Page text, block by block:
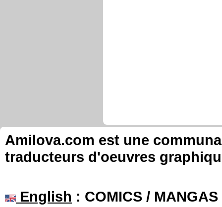
Amilova.com est une
traducteurs d'oeuvres
English : COMICS /